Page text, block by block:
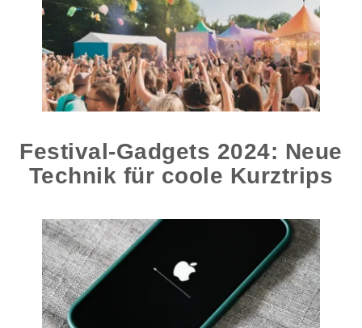
Festival-Gadgets 2024: Neue
Technik für coole Kurztrips